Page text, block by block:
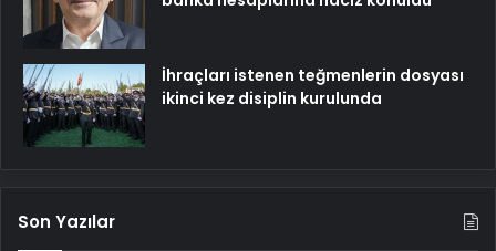
İhraçları istenen teğmenlerin dosyası
ikinci kez disiplin kurulunda
Son Yazılar